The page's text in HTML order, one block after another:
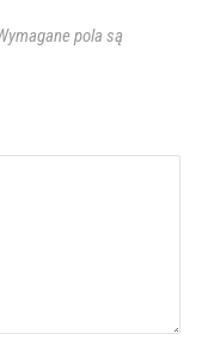
pola są